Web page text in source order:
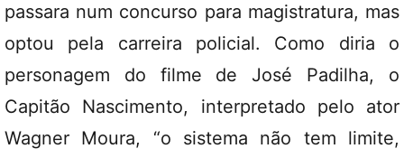
passara num concurso para magistratura, mas
optou pela carreira policial. Como diria o
personagem do filme de José Padilha, o
Capitão Nascimento, interpretado pelo ator
Wagner Moura, “o sistema não tem limite,